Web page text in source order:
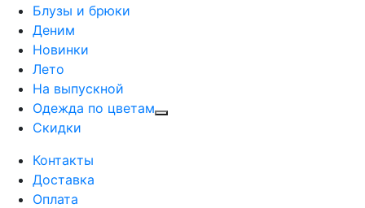
Блузы и брюки
Деним
Новинки
Лето
На выпускной
Одежда по цветам
Cкидки
Контакты
Доставка
Оплата